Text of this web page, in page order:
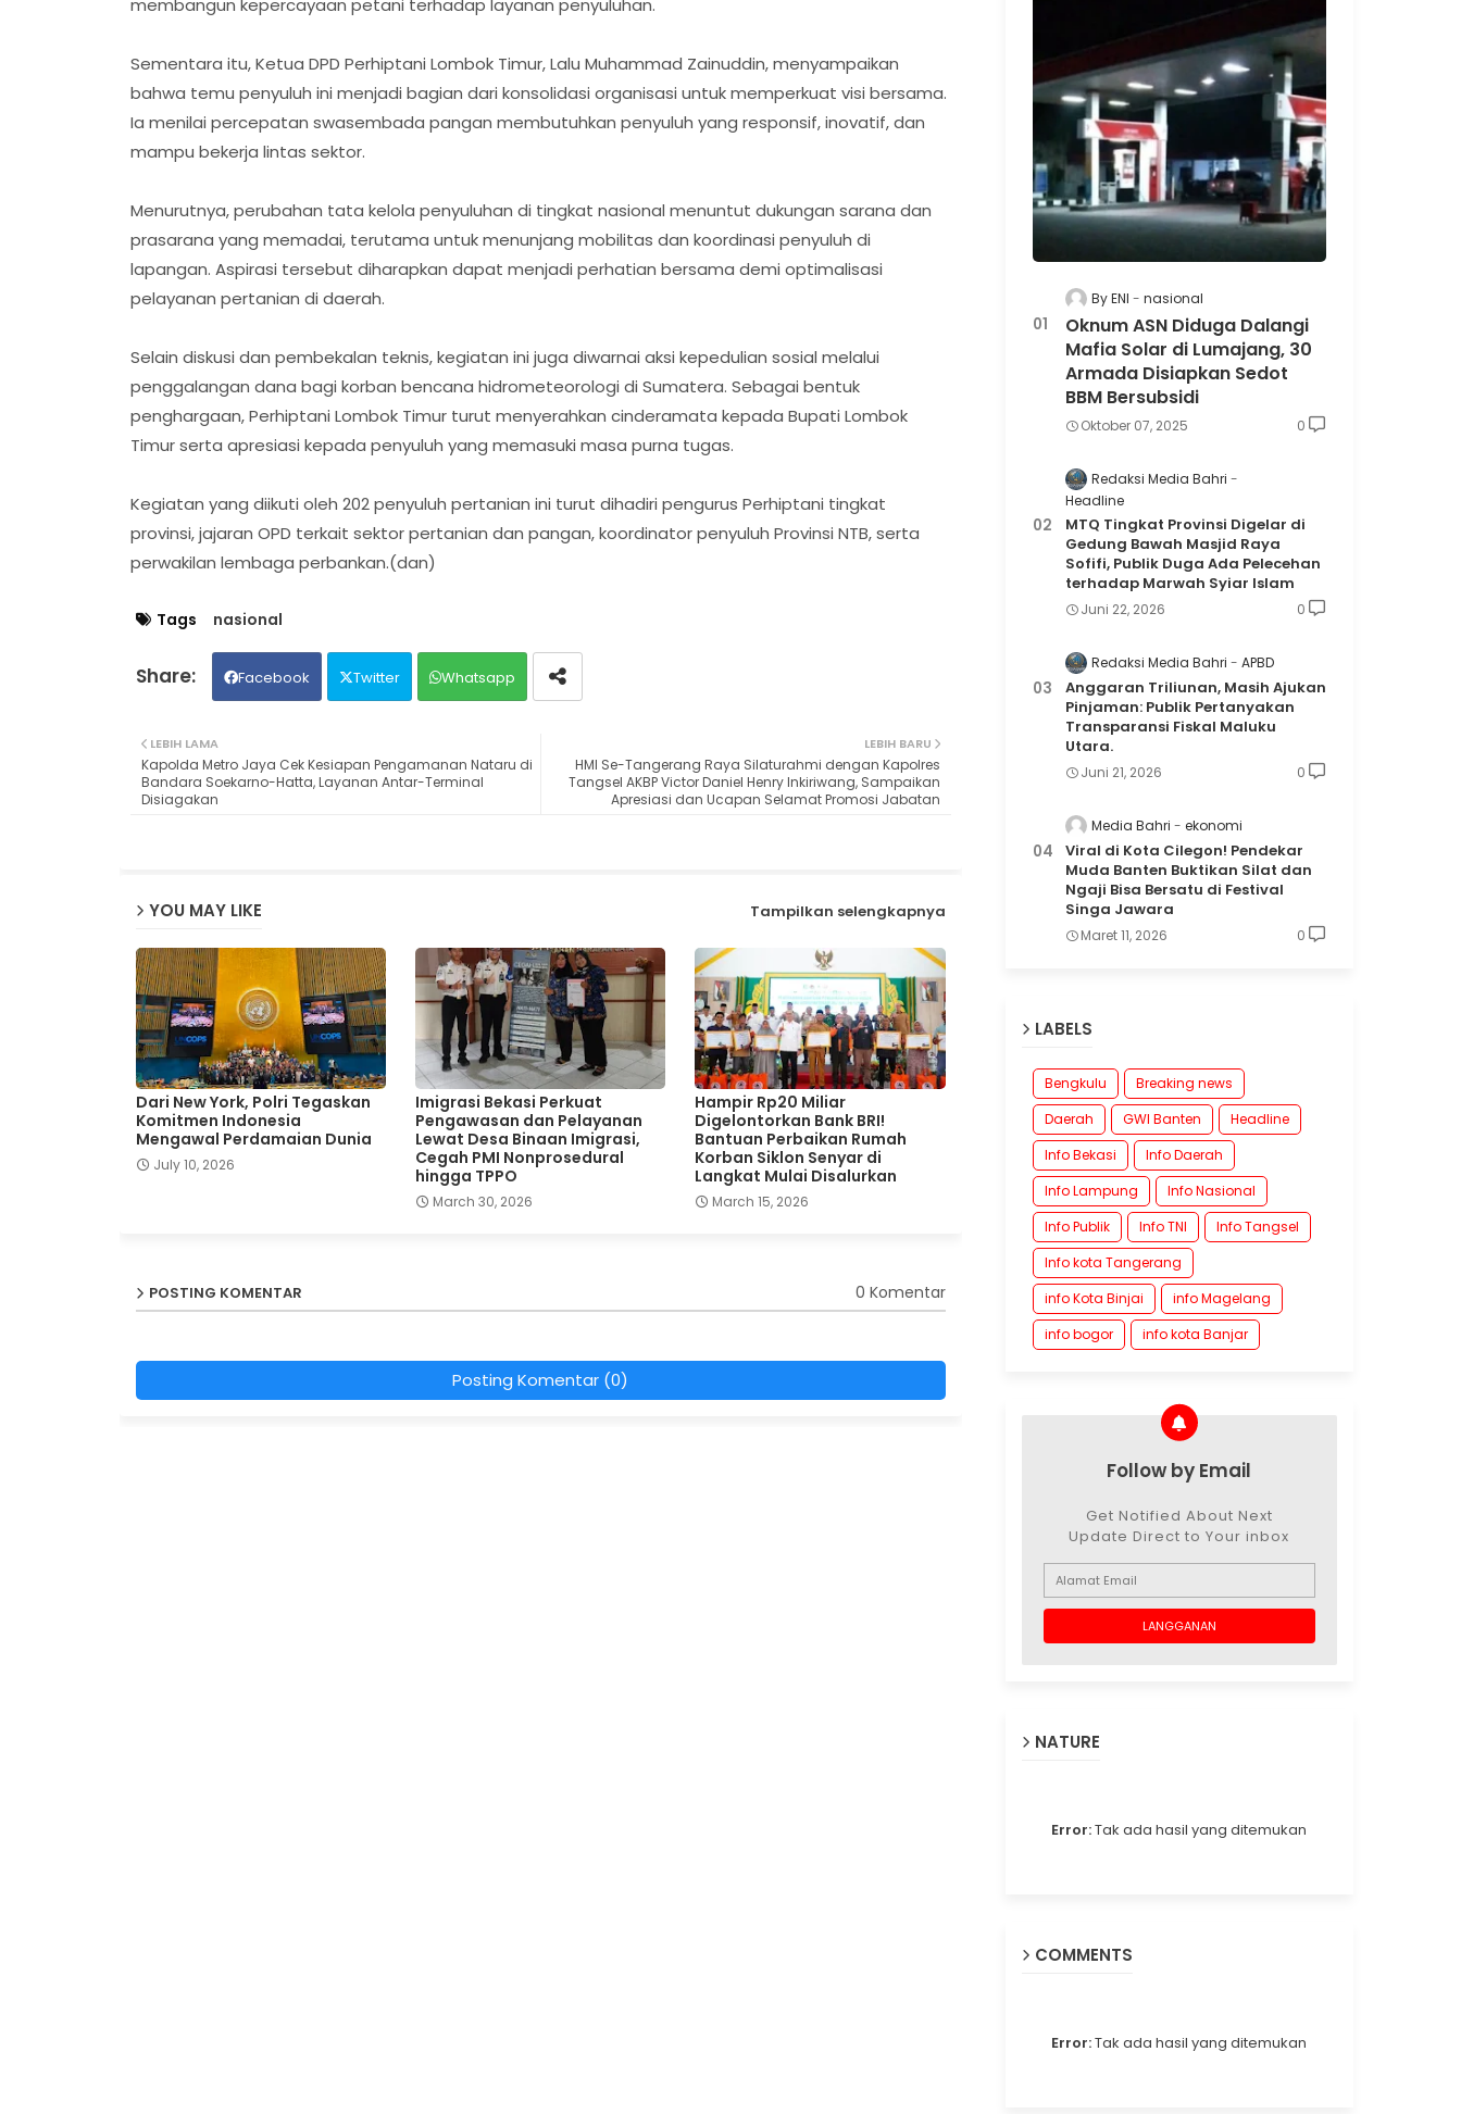
membangun kepercayaan petani terhadap layanan penyuluhan.
Sementara itu, Ketua DPD Perhiptani Lombok Timur, Lalu Muhammad Zainuddin, menyampaikan
bahwa temu penyuluh ini menjadi bagian dari konsolidasi organisasi untuk memperkuat visi bersama.
Ia menilai percepatan swasembada pangan membutuhkan penyuluh yang responsif, inovatif, dan
mampu bekerja lintas sektor.
Menurutnya, perubahan tata kelola penyuluhan di tingkat nasional menuntut dukungan sarana dan
prasarana yang memadai, terutama untuk menunjang mobilitas dan koordinasi penyuluh di
lapangan. Aspirasi tersebut diharapkan dapat menjadi perhatian bersama demi optimalisasi
pelayanan pertanian di daerah.
Selain diskusi dan pembekalan teknis, kegiatan ini juga diwarnai aksi kepedulian sosial melalui
penggalangan dana bagi korban bencana hidrometeorologi di Sumatera. Sebagai bentuk
penghargaan, Perhiptani Lombok Timur turut menyerahkan cinderamata kepada Bupati Lombok
Timur serta apresiasi kepada penyuluh yang memasuki masa purna tugas.
Kegiatan yang diikuti oleh 202 penyuluh pertanian ini turut dihadiri pengurus Perhiptani tingkat
provinsi, jajaran OPD terkait sektor pertanian dan pangan, koordinator penyuluh Provinsi NTB, serta
perwakilan lembaga perbankan.(dan)
Tags nasional
Facebook Twitter Whatsapp
LEBIH BARU
HMI Se-Tangerang Raya Silaturahmi dengan Kapolres
Tangsel AKBP Victor Daniel Henry Inkiriwang, Sampaikan
Apresiasi dan Ucapan Selamat Promosi Jabatan
LEBIH LAMA
Kapolda Metro Jaya Cek Kesiapan Pengamanan Nataru di
Bandara Soekarno-Hatta, Layanan Antar-Terminal
Disiagakan
YOU MAY LIKE Tampilkan selengkapnya
Dari New York, Polri Tegaskan
Komitmen Indonesia
Mengawal Perdamaian Dunia
July 10, 2026
Imigrasi Bekasi Perkuat
Pengawasan dan Pelayanan
Lewat Desa Binaan Imigrasi,
Cegah PMI Nonprosedural
hingga TPPO
March 30, 2026
Hampir Rp20 Miliar
Digelontorkan Bank BRI!
Bantuan Perbaikan Rumah
Korban Siklon Senyar di
Langkat Mulai Disalurkan
March 15, 2026
POSTING KOMENTAR 0 Komentar
Posting Komentar (0)
By ENI nasional
Oknum ASN Diduga Dalangi
Mafia Solar di Lumajang, 30
Armada Disiapkan Sedot
BBM Bersubsidi
Oktober 07, 2025 0
Redaksi Media Bahri
Headline
MTQ Tingkat Provinsi Digelar di
Gedung Bawah Masjid Raya
Sofifi, Publik Duga Ada Pelecehan
terhadap Marwah Syiar Islam
Juni 22, 2026 0
Redaksi Media Bahri APBD
Anggaran Triliunan, Masih Ajukan
Pinjaman: Publik Pertanyakan
Transparansi Fiskal Maluku
Utara.
Juni 21, 2026 0
Media Bahri ekonomi
Viral di Kota Cilegon! Pendekar
Muda Banten Buktikan Silat dan
Ngaji Bisa Bersatu di Festival
Singa Jawara
Maret 11, 2026 0
LABELS
Bengkulu
Breaking news
Daerah
GWI Banten
Headline
Info Bekasi
Info Daerah
Info Lampung
Info Nasional
Info Publik
Info TNI
Info Tangsel
Info kota Tangerang
info Kota Binjai
info Magelang
info bogor
info kota Banjar
Follow by Email
Get Notified About Next
Update Direct to Your inbox
NATURE
Error:Tak ada hasil yang ditemukan
COMMENTS
Error:Tak ada hasil yang ditemukan